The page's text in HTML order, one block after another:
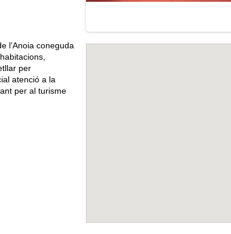
l’Anoia coneguda
per
atenció a la
per al turisme